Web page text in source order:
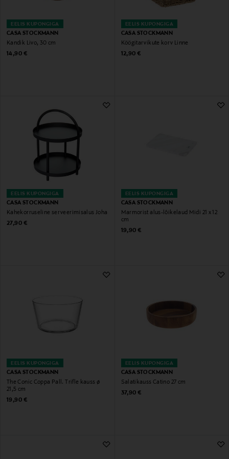
EELIS KUPONGIGA
CASA STOCKMANN
Kandik Livo, 30 cm
Original Price
14,90 €
EELIS KUPONGIGA
CASA STOCKMANN
Köögitarvikute korv Linne
Original Price
12,90 €
EELIS KUPONGIGA
CASA STOCKMANN
Kahekorruseline serveerimisalus Joha
Original Price
27,90 €
EELIS KUPONGIGA
CASA STOCKMANN
Marmorist alus-lõikelaud Midi 21 x 12
cm
Original Price
19,90 €
EELIS KUPONGIGA
CASA STOCKMANN
The Conic Coppa Pall. Trifle kauss ø
21,5 cm
Original Price
19,90 €
EELIS KUPONGIGA
CASA STOCKMANN
Salatikauss Catino 27 cm
Original Price
37,90 €